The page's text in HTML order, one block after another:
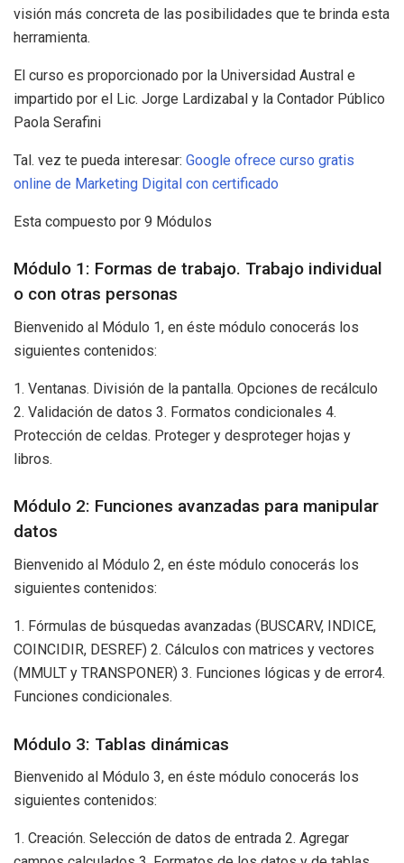
visión más concreta de las posibilidades que te brinda esta
herramienta.
El curso es proporcionado por la Universidad Austral e
impartido por el Lic. Jorge Lardizabal y la Contador Público
Paola Serafini
Tal. vez te pueda interesar: Google ofrece curso gratis
online de Marketing Digital con certificado
Esta compuesto por 9 Módulos
Módulo 1: Formas de trabajo. Trabajo individual
o con otras personas
Bienvenido al Módulo 1, en éste módulo conocerás los
siguientes contenidos:
1. Ventanas. División de la pantalla. Opciones de recálculo
2. Validación de datos 3. Formatos condicionales 4.
Protección de celdas. Proteger y desproteger hojas y
libros.
Módulo 2: Funciones avanzadas para manipular
datos
Bienvenido al Módulo 2, en éste módulo conocerás los
siguientes contenidos:
1. Fórmulas de búsquedas avanzadas (BUSCARV, INDICE,
COINCIDIR, DESREF) 2. Cálculos con matrices y vectores
(MMULT y TRANSPONER) 3. Funciones lógicas y de error4.
Funciones condicionales.
Módulo 3: Tablas dinámicas
Bienvenido al Módulo 3, en éste módulo conocerás los
siguientes contenidos:
1. Creación. Selección de datos de entrada 2. Agregar